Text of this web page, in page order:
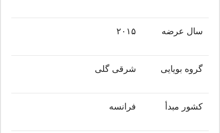
سال عرضه ۲۰۱۵
گروه بویایی شرقی گلی
کشور مبدأ فرانسه